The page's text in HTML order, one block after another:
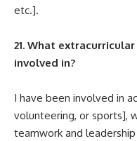
etc.].
21. What
involved in?
I have been involved in
volunteering, or sports],
teamwork and leadership